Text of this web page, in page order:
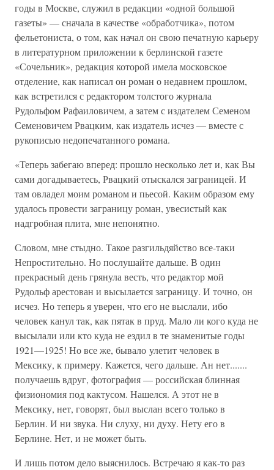
годы в Москве, служил в редакции «одной большой
газеты» — сначала в качестве «обработчика», потом
фельетониста, о том, как начал он свою печатную карьеру
в литературном приложении к берлинской газете
«Сочельник», редакция которой имела московское
отделение, как написал он роман о недавнем прошлом,
как встретился с редактором толстого журнала
Рудольфом Рафаиловичем, а затем с издателем Семеном
Семеновичем Рвацким, как издатель исчез — вместе с
рукописью недопечатанного романа.
«Теперь забегаю вперед: прошло несколько лет и, как Вы
сами догадываетесь, Рвацкий отыскался заграницей. И
там овладел моим романом и пьесой. Каким образом ему
удалось провести заграницу роман, увесистый как
надгробная плита, мне непонятно.
Словом, мне стыдно. Такое разгильдяйство все-таки
Непростительно. Но послушайте дальше. В один
прекрасный день грянула весть, что редактор мой
Рудольф арестован и высылается заграницу. И точно, он
исчез. Но теперь я уверен, что его не выслали, ибо
человек канул так, как пятак в пруд. Мало ли кого куда не
высылали или кто куда не ездил в те знаменитые годы
1921—1925! Но все же, бывало улетит человек в
Мексику, к примеру. Кажется, чего дальше. Ан нет.......
получаешь вдруг, фотография — российская блинная
физиономия под кактусом. Нашелся. А этот не в
Мексику, нет, говорят, был выслан всего только в
Берлин. И ни звука. Ни слуху, ни духу. Нету его в
Берлине. Нет, и не может быть.
И лишь потом дело выяснилось. Встречаю я как-то раз